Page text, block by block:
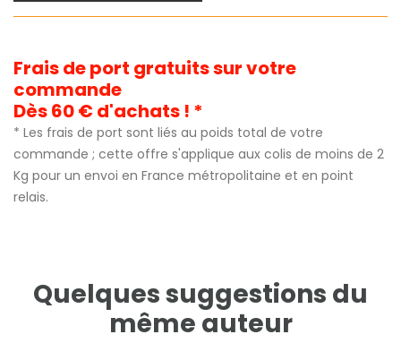
Frais de port gratuits sur votre
commande
Dès 60 € d'achats ! *
* Les frais de port sont liés au poids total de votre
commande ; cette offre s'applique aux colis de moins de 2
Kg pour un envoi en France métropolitaine et en point
relais.
Quelques suggestions du
même auteur